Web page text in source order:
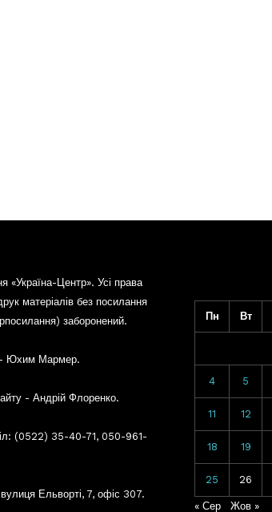
«Україна-Центр». Усі права
матеріалів без посилання
заборонений.
Юхим Мармер.
- Андрій Флоренко.
(0522) 35-40-71, 050-961-
Ельворті, 7, офіс 307.
Пн Вт
4 5
11 12
18 19
25 26
« Сер Жов »